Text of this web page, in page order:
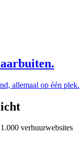
allemaal op één plek.
verhuurwebsites